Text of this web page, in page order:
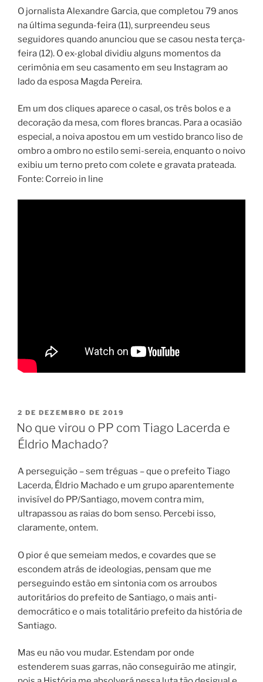
O jornalista Alexandre Garcia, que completou 79 anos
na última segunda-feira (11), surpreendeu seus
seguidores quando anunciou que se casou nesta terça-
feira (12). O ex-global dividiu alguns momentos da
cerimônia em seu casamento em seu Instagram ao
lado da esposa Magda Pereira.
Em um dos cliques aparece o casal, os três bolos e a
decoração da mesa, com flores brancas. Para a ocasião
especial, a noiva apostou em um vestido branco liso de
ombro a ombro no estilo semi-sereia, enquanto o noivo
exibiu um terno preto com colete e gravata prateada.
Fonte: Correio in line
PUBLICADO
EM
2 DE DEZEMBRO DE 2019
No que virou o PP com Tiago Lacerda e
Éldrio Machado?
A perseguição – sem tréguas – que o prefeito Tiago
Lacerda, Éldrio Machado e um grupo aparentemente
invisível do PP/Santiago, movem contra mim,
ultrapassou as raias do bom senso. Percebi isso,
claramente, ontem.
O pior é que semeiam medos, e covardes que se
escondem atrás de ideologias, pensam que me
perseguindo estão em sintonia com os arroubos
autoritários do prefeito de Santiago, o mais anti-
democrático e o mais totalitário prefeito da história de
Santiago.
Mas eu não vou mudar. Estendam por onde
estenderem suas garras, não conseguirão me atingir,